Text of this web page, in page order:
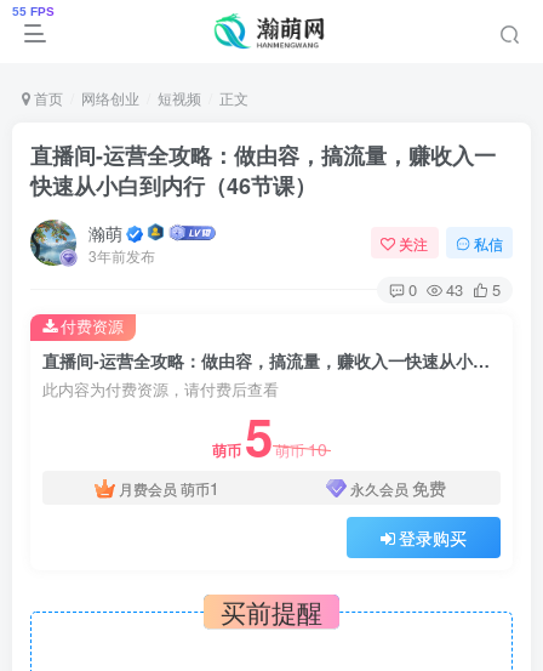
首页 网络创业 短视频 正文
直播间-运营全攻略：做由容，搞流量，赚收入一
快速从小白到内行（46节课）
瀚萌
3年前发布
关注 私信
0 43 5
直播间-运营全攻略：做由容，搞流量，赚收入一快速从小白到内行（46节课）
此内容为付费资源，请付费后查看
萌币 5萌币10
月费会员 萌币1 永久会员 免费
登录购买
付费资源
买前提醒